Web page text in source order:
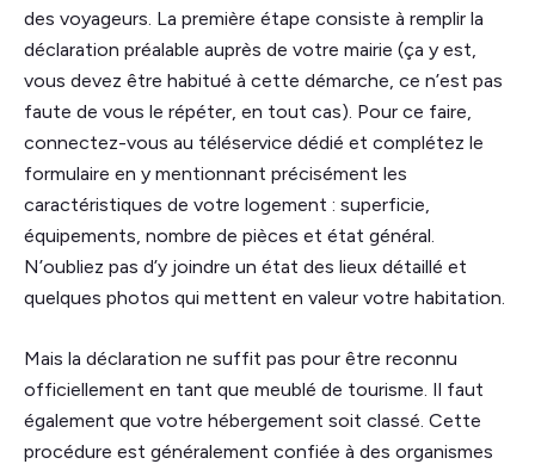
des voyageurs. La première étape consiste à remplir la
déclaration préalable auprès de votre mairie (ça y est,
vous devez être habitué à cette démarche, ce n’est pas
faute de vous le répéter, en tout cas). Pour ce faire,
connectez-vous au téléservice dédié et complétez le
formulaire en y mentionnant précisément les
caractéristiques de votre logement : superficie,
équipements, nombre de pièces et état général.
N’oubliez pas d’y joindre un état des lieux détaillé et
quelques photos qui mettent en valeur votre habitation.
Mais la déclaration ne suffit pas pour être reconnu
officiellement en tant que meublé de tourisme. Il faut
également que votre hébergement soit classé. Cette
procédure est généralement confiée à des organismes